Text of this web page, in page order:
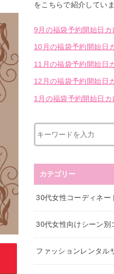
をこちらで紹介してい
9月の福袋予約開始日カ
10月の福袋予約開始日
11月の福袋予約開始日
12月の福袋予約開始日
1月の福袋予約開始日カ
カテゴリー
30代女性コーディネー
30代女性向けシーン別
ファッションレンタル